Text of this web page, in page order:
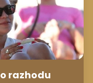
razhodu